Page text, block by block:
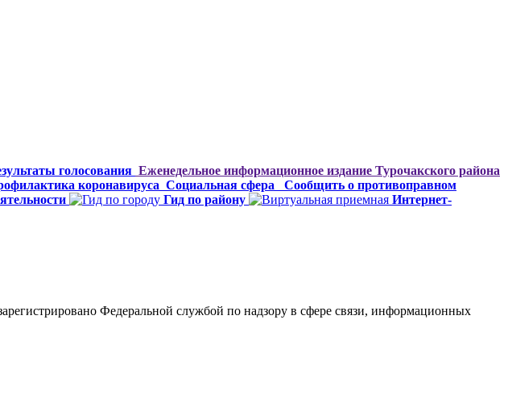
голосования Еженедельное информационное издание Турочакского района
коронавируса Социальная сфера
Сообщить о противоправном
Гид по району
Интернет-
Федеральной службой по надзору в сфере связи, информационных